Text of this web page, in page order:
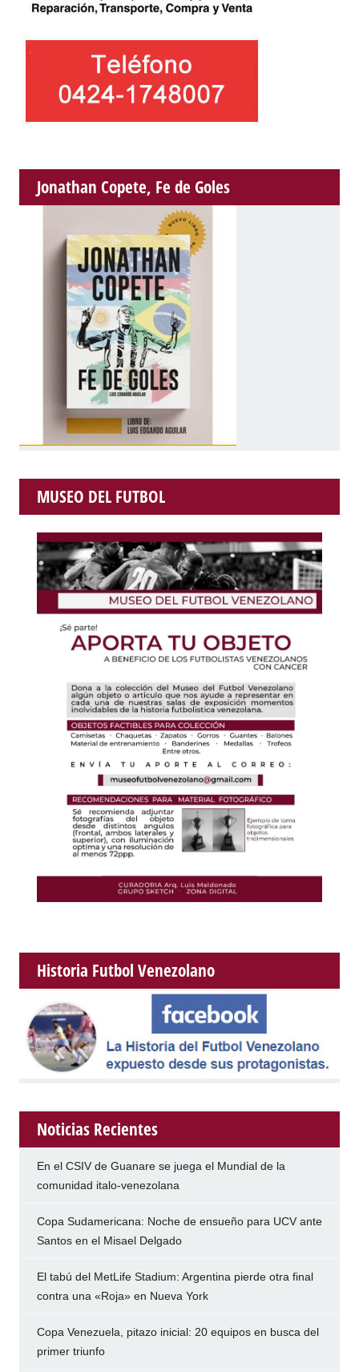
Jonathan Copete, Fe de Goles
MUSEO DEL FUTBOL
Historia Futbol Venezolano
Noticias Recientes
En el CSIV de Guanare se juega el Mundial de la
comunidad italo-venezolana
Copa Sudamericana: Noche de ensueño para UCV ante
Santos en el Misael Delgado
El tabú del MetLife Stadium: Argentina pierde otra final
contra una «Roja» en Nueva York
Copa Venezuela, pitazo inicial: 20 equipos en busca del
primer triunfo